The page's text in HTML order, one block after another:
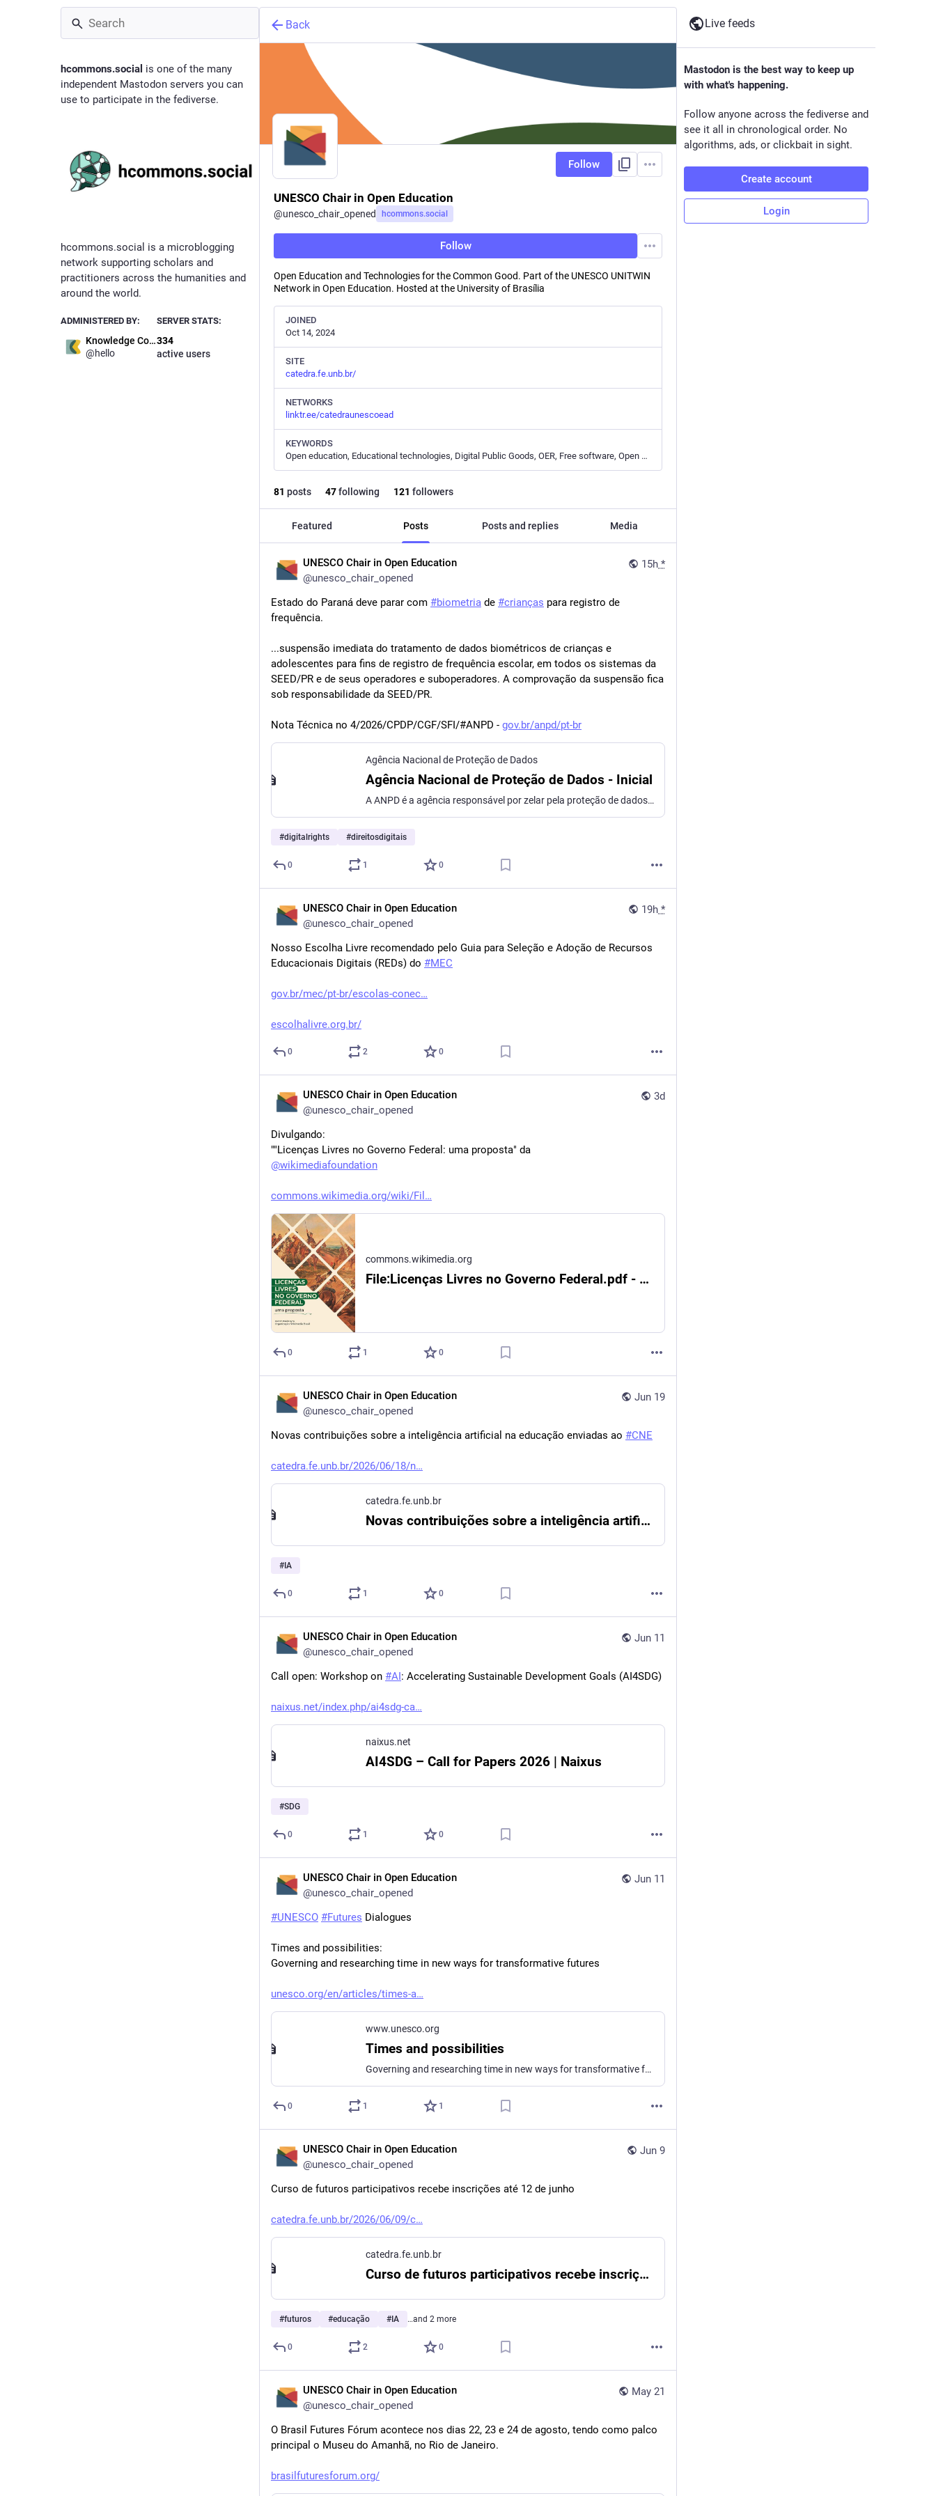
hcommons.social is one of the many
independent Mastodon servers you can
use to participate in the fediverse.
hcommons.social is a microblogging
network supporting scholars and
practitioners across the humanities and
around the world.
ADMINISTERED BY:
Knowledge Commons
@hello
SERVER STATS:
334
active users
Back
Follow
UNESCO Chair in Open Education
@unesco_chair_opened hcommons.social
Follow
Open Education and Technologies for the Common Good. Part of the UNESCO UNITWIN
Network in Open Education. Hosted at the University of Brasília
JOINED
Oct 14, 2024
SITE
catedra.fe.unb.br/
NETWORKS
linktr.ee/catedraunescoead
KEYWORDS
Open education, Educational technologies, Digital Public Goods, OER, Free software, Open Solutions
81 posts 47following 121 followers
Featured Posts Posts and replies Media
15h *
UNESCO Chair in Open Education
@unesco_chair_opened
Estado do Paraná deve parar com #biometria de #crianças para registro de
frequência.
...suspensão imediata do tratamento de dados biométricos de crianças e
adolescentes para fins de registro de frequência escolar, em todos os sistemas da
SEED/PR e de seus operadores e suboperadores. A comprovação da suspensão fica
sob responsabilidade da SEED/PR.
Nota Técnica no 4/2026/CPDP/CGF/SFI/#ANPD - gov.br/anpd/pt-br
Agência Nacional de Proteção de Dados
Agência Nacional de Proteção de Dados - Inicial
A ANPD é a agência responsável por zelar pela proteção de dados pessoais e pela privacidade no Brasil, da LGPD e pelo ECA Digital.
#digitalrights #direitosdigitais
0 1 0
19h *
UNESCO Chair in Open Education
@unesco_chair_opened
Nosso Escolha Livre recomendado pelo Guia para Seleção e Adoção de Recursos
Educacionais Digitais (REDs) do #MEC
gov.br/mec/pt-br/escolas-conec
escolhalivre.org.br/
0 2 0
3d
UNESCO Chair in Open Education
@unesco_chair_opened
Divulgando:
""Licenças Livres no Governo Federal: uma proposta" da
@wikimediafoundation
commons.wikimedia.org/wiki/Fil
commons.wikimedia.org
File:Licenças Livres no Governo Federal.pdf - Wikimedia Commons
0 1 0
Jun 19
UNESCO Chair in Open Education
@unesco_chair_opened
Novas contribuições sobre a inteligência artificial na educação​ enviadas ao #CNE
catedra.fe.unb.br/2026/06/18/n
catedra.fe.unb.br
Novas contribuições sobre a inteligência artificial na educação​ enviadas ao CNE – catedrafe
#IA
0 1 0
Jun 11
UNESCO Chair in Open Education
@unesco_chair_opened
Call open: Workshop on #AI: Accelerating Sustainable Development Goals (AI4SDG)
naixus.net/index.php/ai4sdg-ca
naixus.net
AI4SDG – Call for Papers 2026 | Naixus
#SDG
0 1 0
Jun 11
UNESCO Chair in Open Education
@unesco_chair_opened
#UNESCO #Futures Dialogues
Times and possibilities:
Governing and researching time in new ways for transformative futures
unesco.org/en/articles/times-a
www.unesco.org
Times and possibilities
Governing and researching time in new ways for transformative futures
0 1 1
Jun 9
UNESCO Chair in Open Education
@unesco_chair_opened
Curso de futuros participativos recebe inscrições até 12 de junho
catedra.fe.unb.br/2026/06/09/c
catedra.fe.unb.br
Curso de futuros participativos recebe inscrições até 12 de junho – catedrafe
#futuros #educação #IA …and 2 more
0 2 0
May 21
UNESCO Chair in Open Education
@unesco_chair_opened
O Brasil Futures Fórum acontece nos dias 22, 23 e 24 de agosto, tendo como palco
principal o Museu do Amanhã, no Rio de Janeiro.
brasilfuturesforum.org/
Live feeds
Mastodon is the best way to keep up
with what's happening.
Follow anyone across the fediverse and
see it all in chronological order. No
algorithms, ads, or clickbait in sight.
Create account
Login